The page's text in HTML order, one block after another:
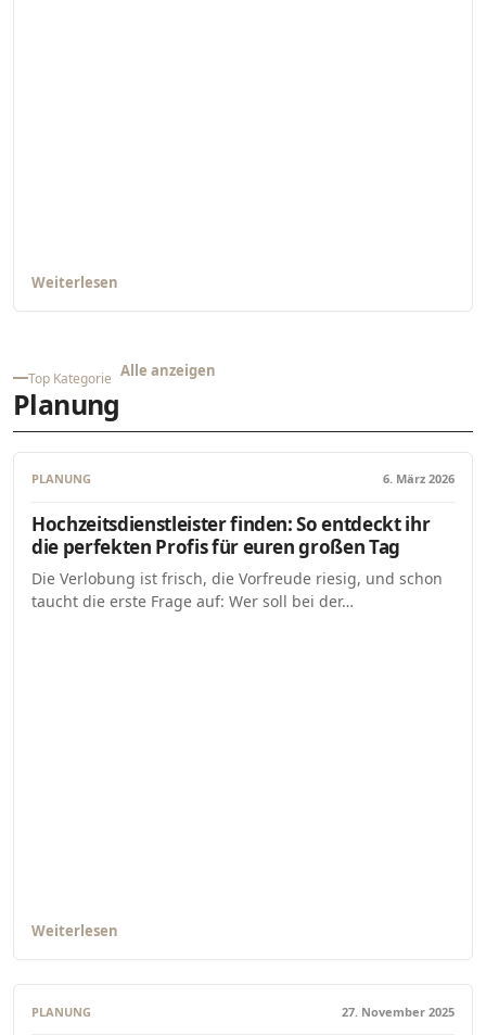
Weiterlesen
Top Kategorie
Planung
Alle anzeigen
PLANUNG 6. März 2026
Hochzeitsdienstleister finden: So entdeckt ihr
die perfekten Profis für euren großen Tag
Die Verlobung ist frisch, die Vorfreude riesig, und schon
taucht die erste Frage auf: Wer soll bei der…
Weiterlesen
PLANUNG 27. November 2025